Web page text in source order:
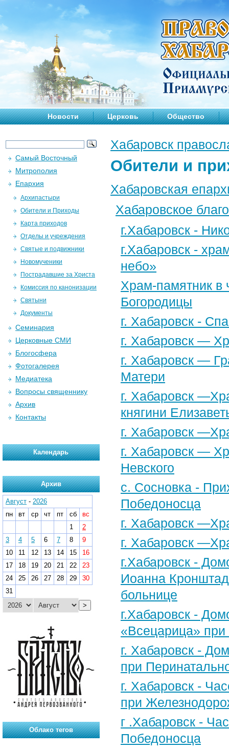
Новости Церковь Общество
Хабаровск
Обители и
Хабаровская
Хабаровское
г.Хабаровск -
г.Хабаровск -
небо»
Храм-памятник в
Богородицы
г. Хабаровск -
г. Хабаровск —
г. Хабаровск —
Матери
г. Хабаровск
княгини
г. Хабаровск
г. Хабаровск —
Невского
с. Сосновка -
Победоносца
г. Хабаровск
г. Хабаровск
г.Хабаровск -
Иоанна
больнице
г.Хабаровск -
«Всецарица» при
г. Хабаровск -
при
г. Хабаровск -
при
г .Хабаровск -
Победоносца
Самый Восточный
Митрополия
Епархия
Архипастыри
Обители и Приходы
Карта приходов
Отделы и учреждения
Святые и подвижники
Новомученики
Пострадавшие за Христа
Комиссия по канонизации
Святыни
Документы
Семинария
Церковные СМИ
Блогосфера
Фотогалерея
Медиатека
Вопросы священнику
Архив
Контакты
Календарь
Архив
Август - 2026
пн
вт ср чт пт сб
вс
1
2
3
4 5 6 7 8
9
10
11 12 13 14 15
16
17
18 19 20 21 22
23
24
25 26 27 28 29
30
31
>
Облако тегов